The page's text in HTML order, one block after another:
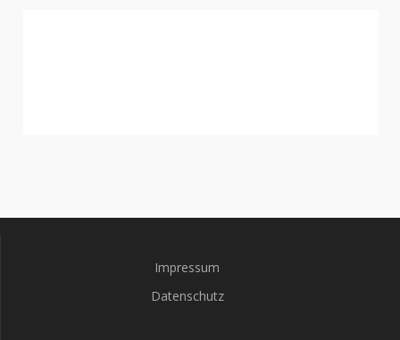
Impressum
Datenschutz